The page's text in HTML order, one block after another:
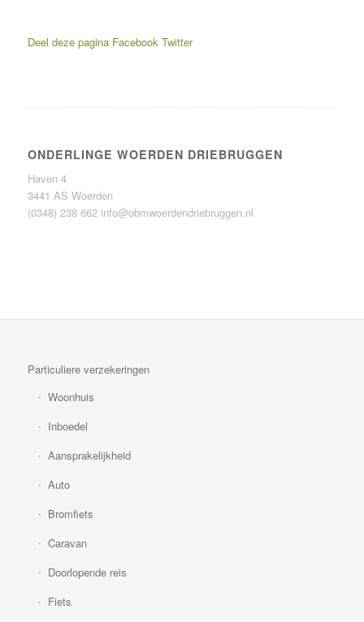
Deel deze pagina Facebook Twitter
ONDERLINGE WOERDEN DRIEBRUGGEN
Haven 4
3441 AS Woerden
(0348) 238 662 info@obmwoerdendriebruggen.nl
Particuliere verzekeringen
Woonhuis
Inboedel
Aansprakelijkheid
Auto
Bromfiets
Caravan
Doorlopende reis
Fiets